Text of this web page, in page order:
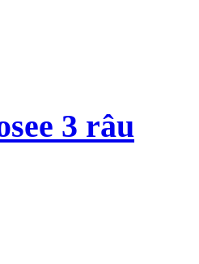
3 râu